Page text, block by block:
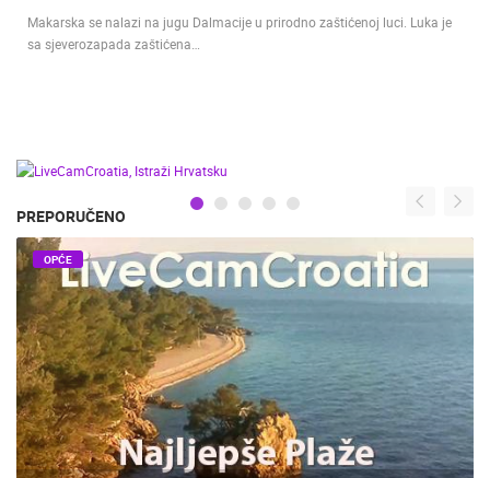
Makarska se nalazi na jugu Dalmacije u prirodno zaštićenoj luci. Luka je
sa sjeverozapada zaštićena…
PREPORUČENO
OPĆE